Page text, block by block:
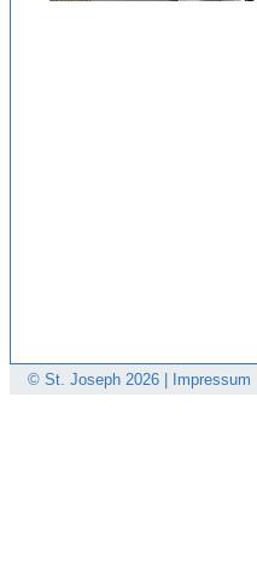
© St. Joseph 2026 | Impressum